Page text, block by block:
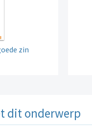
zin
dit onderwerp